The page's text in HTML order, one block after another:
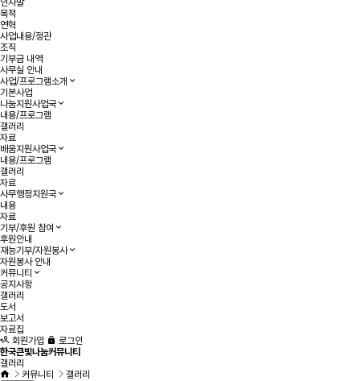
인사말
목적
연혁
사업내용/정관
조직
기부금 내역
사무실 안내
사업/프로그램소개
기본사업
나눔지원사업국
내용/프로그램
갤러리
자료
배움지원사업국
내용/프로그램
갤러리
자료
사무행정지원국
내용
자료
기부/후원 참여
후원안내
재능기부/자원봉사
자원봉사 안내
커뮤니티
공지사항
갤러리
도서
보고서
자료집
회원가입
로그인
한국큰빛나눔커뮤니티
갤러리
커뮤니티
갤러리